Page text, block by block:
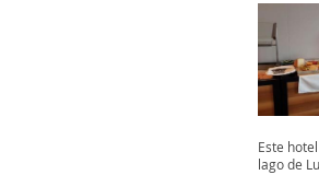
Este
lago de